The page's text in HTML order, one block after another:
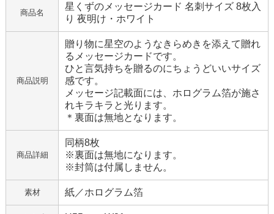
商品名
星くずのメッセージカード 名刺サイズ 8枚入
り 夜明け・ホワイト
商品説明
贈り物に星空のようなきらめきを添えて贈れ
るメッセージカードです。
ひと言気持ちを贈るのにちょうどいいサイズ
感です。
メッセージ記載面には、ホログラム箔が施さ
れキラキラと光ります。
＊裏面は無地となります。
商品詳細
同柄8枚
※裏面は無地になります。
※封筒は付属しません。
素材 紙／ホログラム箔